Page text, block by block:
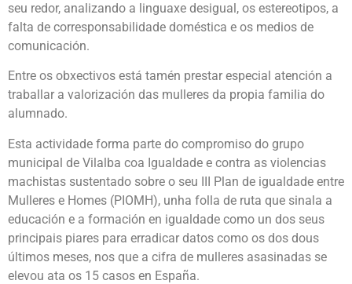
seu redor, analizando a linguaxe desigual, os estereotipos, a
falta de corresponsabilidade doméstica e os medios de
comunicación.
Entre os obxectivos está tamén prestar especial atención a
traballar a valorización das mulleres da propia familia do
alumnado.
Esta actividade forma parte do compromiso do grupo
municipal de Vilalba coa Igualdade e contra as violencias
machistas sustentado sobre o seu III Plan de igualdade entre
Mulleres e Homes (PIOMH), unha folla de ruta que sinala a
educación e a formación en igualdade como un dos seus
principais piares para erradicar datos como os dos dous
últimos meses, nos que a cifra de mulleres asasinadas se
elevou ata os 15 casos en España.